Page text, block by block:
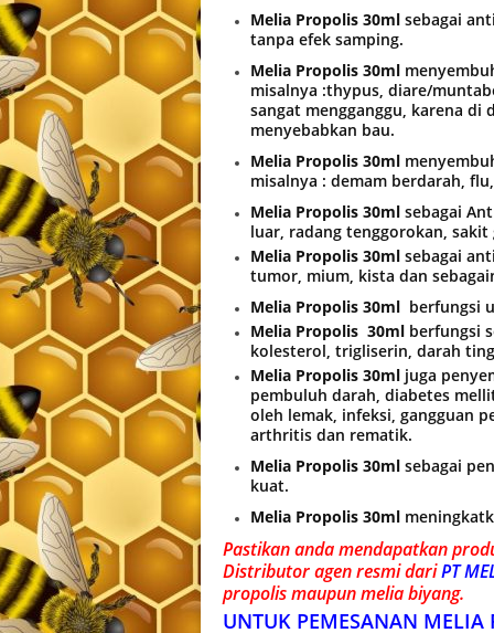
Melia Propolis 30ml sebagai
tanpa efek samping.
Melia Propolis 30ml
misalnya :thypus, diare/
sangat mengganggu, karena
menyebabkan bau.
Melia Propolis 30ml
misalnya : demam berdarah,
Melia Propolis 30ml sebagai
luar, radang tenggorokan,
Melia Propolis 30ml sebagai
tumor, mium, kista dan
Melia Propolis 30ml berfungsi
Melia Propolis 30ml berfungsi
kolesterol, trigliserin, darah
Melia Propolis 30ml juga
pembuluh darah, diabetes
oleh lemak, infeksi, gangguan
arthritis dan rematik.
Melia Propolis 30ml sebagai
kuat.
Melia Propolis 30ml
Pastikan anda mendapatkan
Distributor agen resmi dariPT
propolis maupun melia biyang.
UNTUK PEMESANAN